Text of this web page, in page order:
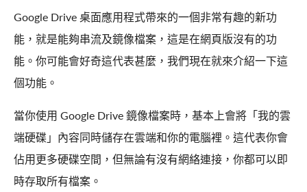
Google Drive 桌面應用程式帶來的一個非常有趣的新功
能，就是能夠串流及鏡像檔案，這是在網頁版沒有的功
能。你可能會好奇這代表甚麼，我們現在就來介紹一下這
個功能。
當你使用 Google Drive 鏡像檔案時，基本上會將「我的雲
端硬碟」內容同時儲存在雲端和你的電腦裡。這代表你會
佔用更多硬碟空間，但無論有沒有網絡連接，你都可以即
時存取所有檔案。